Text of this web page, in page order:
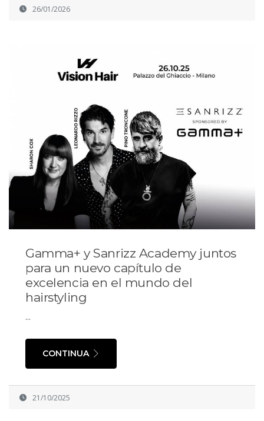
26/01/2026
Gamma+ y Sanrizz Academy juntos
para un nuevo capítulo de
excelencia en el mundo del
hairstyling
...
CONTINUA
21/10/2025